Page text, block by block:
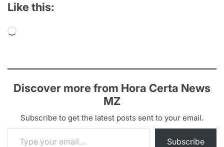
Like this:
Loading…
Discover more from Hora Certa News
MZ
Subscribe to get the latest posts sent to your email.
Type your email…
Subscribe